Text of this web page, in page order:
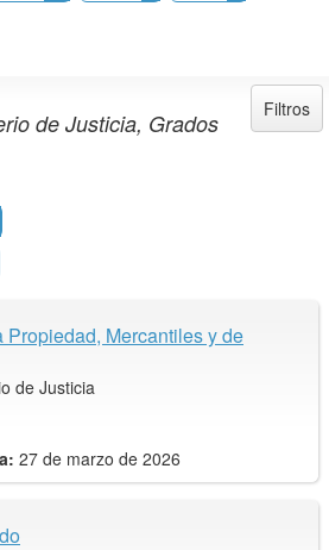
de Justicia, Grados Filtros
Propiedad, Mercantiles y de
de Justicia
27 de marzo de 2026